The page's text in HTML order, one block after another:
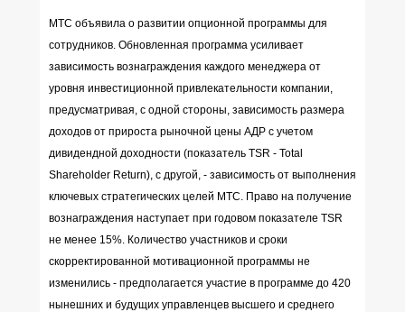
МТС объявила о развитии опционной программы для
сотрудников. Обновленная программа усиливает
зависимость вознаграждения каждого менеджера от
уровня инвестиционной привлекательности компании,
предусматривая, с одной стороны, зависимость размера
доходов от прироста рыночной цены АДР с учетом
дивидендной доходности (показатель TSR - Total
Shareholder Return), с другой, - зависимость от выполнения
ключевых стратегических целей МТС. Право на получение
вознаграждения наступает при годовом показателе TSR
не менее 15%. Количество участников и сроки
скорректированной мотивационной программы не
изменились - предполагается участие в программе до 420
нынешних и будущих управленцев высшего и среднего